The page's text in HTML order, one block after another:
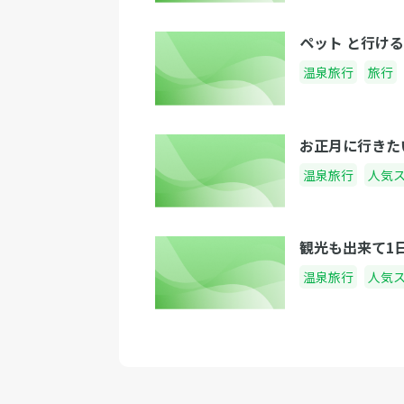
ペット と行け
温泉旅行 旅行
お正月に行き
温泉旅行 人気
観光も出来て1
温泉旅行 人気